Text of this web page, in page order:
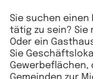
Sie suchen
tätig zu sein? Sie
Oder ein
Sie
Gewerbeflächen,